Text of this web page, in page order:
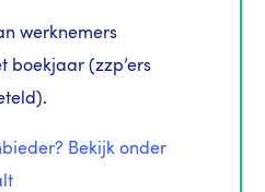
werknemers
boekjaar (zzp’ers
Bekijk onder